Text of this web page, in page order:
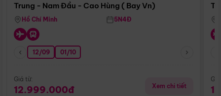
Trung - Nam Đầu - Cao Hùng ( Bay Vn)
Hồ Chí Minh 5N4Đ
12/09 01/10
Giá từ:
12.999.000đ Xem chi tiết